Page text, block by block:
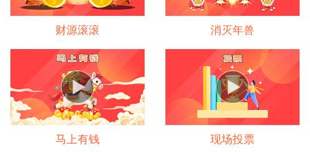
财源滚滚 消灭年兽
马上有钱 现场投票